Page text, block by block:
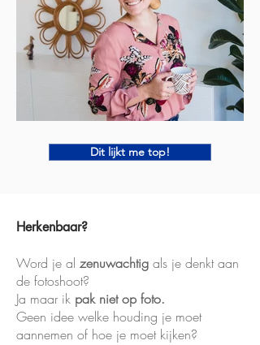
Dit lijkt me top!
Herkenbaar?
Word je al zenuwachtig als je denkt aan
de fotoshoot?
Ja maar ik pak niet op foto.
Geen idee welke houding je moet
aannemen of hoe je moet kijken?